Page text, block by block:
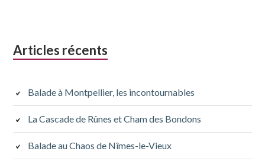
Colonne
subsidiaire
Articles récents
Balade à Montpellier, les incontournables
La Cascade de Rûnes et Cham des Bondons
Balade au Chaos de Nîmes-le-Vieux